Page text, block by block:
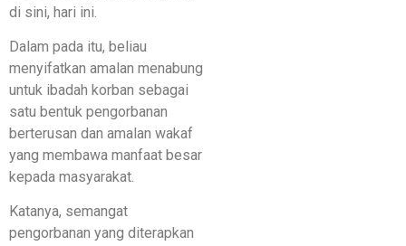
di sini, hari ini.
Dalam pada itu, beliau
menyifatkan amalan menabung
untuk ibadah korban sebagai
satu bentuk pengorbanan
berterusan dan amalan wakaf
yang membawa manfaat besar
kepada masyarakat.
Katanya, semangat
pengorbanan yang diterapkan